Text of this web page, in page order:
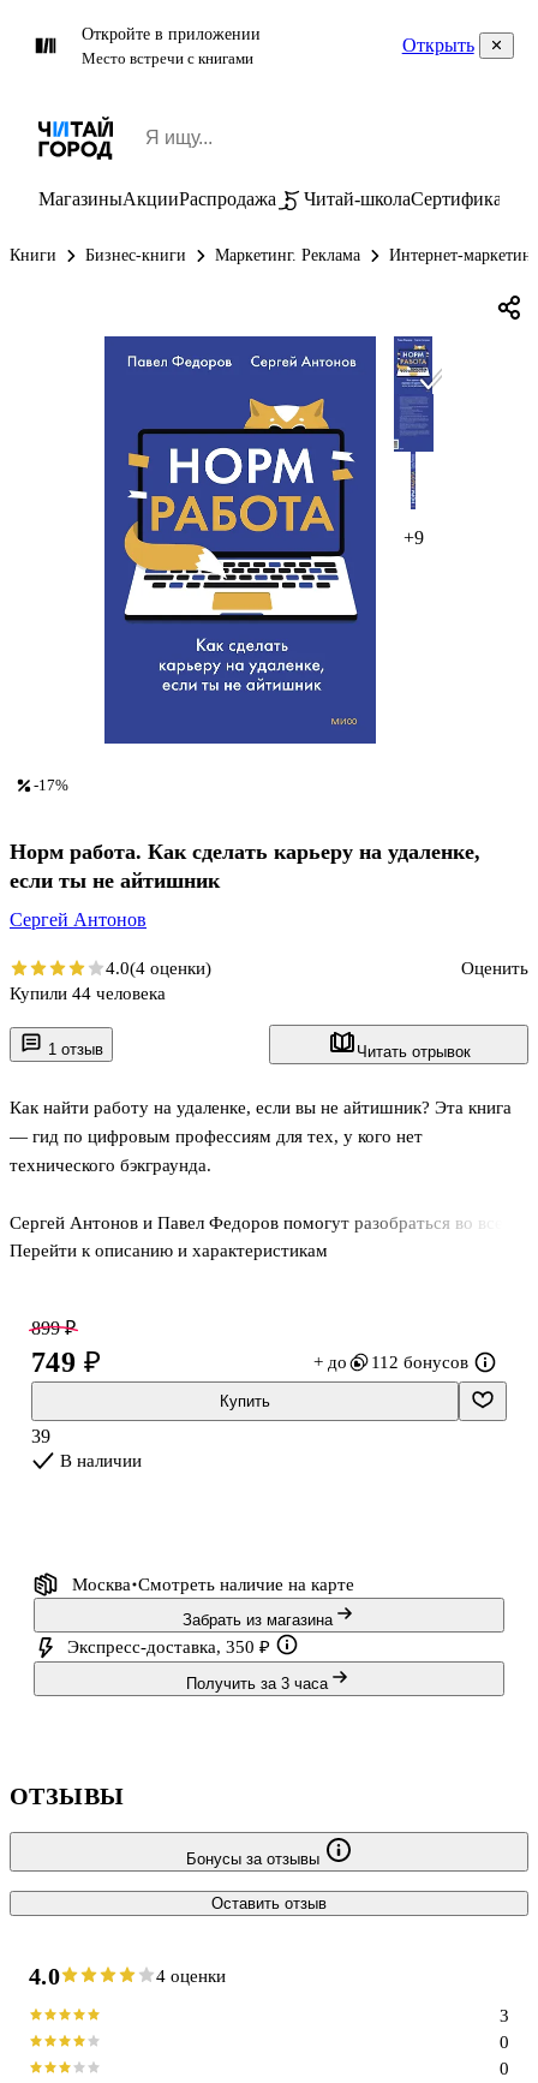
Откройте в приложении
Место встречи с книгами
Открыть
МагазиныАкцииРаспродажа Читай-школаСертификаты
Книги Бизнес-книги Маркетинг. Реклама Интернет-
+9
1 отзыв Читать отрывок
Как найти работу на удаленке, если вы не айтишник? Эта книга
— гид по цифровым профессиям для тех, у кого нет
технического бэкграунда.
Сергей Антонов и Павел Федоров помогут разобраться во всем
многообразии вариантов: от копирайтера и UX-редактора до
сегодняшних реалий.
— с чего начать свой путь в диджитал-сфере;
"волшебных курсов");
— где найти хорошую вакансию без "красных флагов";
— как, в конце концов, ус
Перейти к описанию и характеристикам
-17%
Норм работа. Как сделать карьеру на удаленке,
если ты не айтишник
Сергей Антонов
4.0(4 оценки)
Оценить
Купили 44 человека
899 ₽
749 ₽ + до 112 бонусов
Купить
39
В наличии
Москва Смотреть наличие на карте
Забрать из магазина
Экспресс-доставка, 350 ₽
Получить за 3 часа
ОТЗЫВЫ
Бонусы за отзывы
Оставить отзыв
4.0 4 оценки
0
0
3